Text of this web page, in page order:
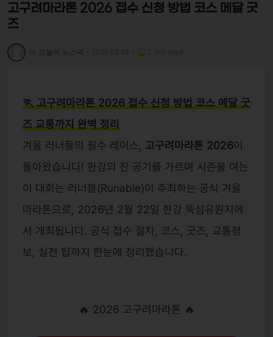
고구려마라톤 2026 접수 신청 방법 코스 메달 굿
즈
🏃 고구려마라톤 2026 접수 신청 방법 코스 메달 굿
즈 교통까지 완벽 정리
겨울 러너들의 필수 레이스, 고구려마라톤 2026이
돌아왔습니다! 한강의 찬 공기를 가르며 시즌을 여는
이 대회는 러너블(Runable)이 주최하는 공식 겨울
마라톤으로, 2026년 2월 22일 한강 뚝섬유원지에
서 개최됩니다. 공식 접수 절차, 코스, 굿즈, 교통정
보, 실전 팁까지 한눈에 정리했습니다.
🔥 2026 고구려마라톤 🔥